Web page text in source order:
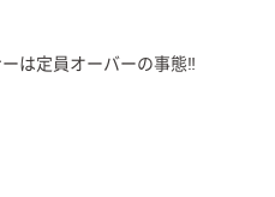
は定員オーバーの事態‼